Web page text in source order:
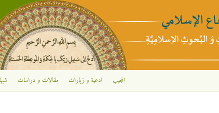
تجاوز إلى المحتوى الرئيسي
المجيب ادعية و زيارات مقالات و دراسات